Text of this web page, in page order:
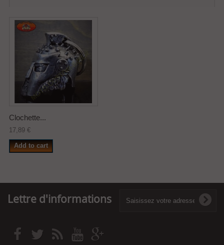
Clochette...
17,89 €
Add to cart
Lettre d'informations